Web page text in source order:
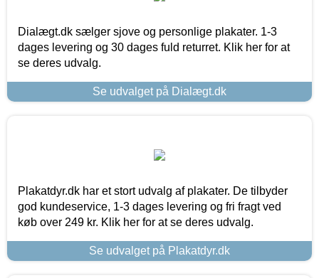
Dialægt.dk sælger sjove og personlige plakater. 1-3
dages levering og 30 dages fuld returret. Klik her for at
se deres udvalg.
Se udvalget på Dialægt.dk
Plakatdyr.dk har et stort udvalg af plakater. De tilbyder
god kundeservice, 1-3 dages levering og fri fragt ved
køb over 249 kr. Klik her for at se deres udvalg.
Se udvalget på Plakatdyr.dk